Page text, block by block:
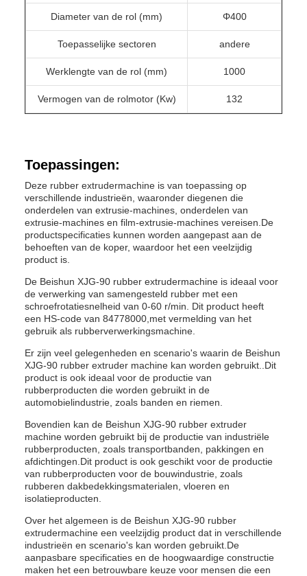
Diameter van de rol (mm) Φ400
Toepasselijke sectoren andere
Werklengte van de rol (mm) 1000
Vermogen van de rolmotor (Kw) 132
Toepassingen:
Deze rubber extrudermachine is van toepassing op
verschillende industrieën, waaronder diegenen die
onderdelen van extrusie-machines, onderdelen van
extrusie-machines en film-extrusie-machines vereisen.De
productspecificaties kunnen worden aangepast aan de
behoeften van de koper, waardoor het een veelzijdig
product is.
De Beishun XJG-90 rubber extrudermachine is ideaal voor
de verwerking van samengesteld rubber met een
schroefrotatiesnelheid van 0-60 r/min. Dit product heeft
een HS-code van 84778000,met vermelding van het
gebruik als rubberverwerkingsmachine.
Er zijn veel gelegenheden en scenario's waarin de Beishun
XJG-90 rubber extruder machine kan worden gebruikt..Dit
product is ook ideaal voor de productie van
rubberproducten die worden gebruikt in de
automobielindustrie, zoals banden en riemen.
Bovendien kan de Beishun XJG-90 rubber extruder
machine worden gebruikt bij de productie van industriële
rubberproducten, zoals transportbanden, pakkingen en
afdichtingen.Dit product is ook geschikt voor de productie
van rubberproducten voor de bouwindustrie, zoals
rubberen dakbedekkingsmaterialen, vloeren en
isolatieproducten.
Over het algemeen is de Beishun XJG-90 rubber
extrudermachine een veelzijdig product dat in verschillende
industrieën en scenario's kan worden gebruikt.De
aanpasbare specificaties en de hoogwaardige constructie
maken het een betrouwbare keuze voor mensen die een